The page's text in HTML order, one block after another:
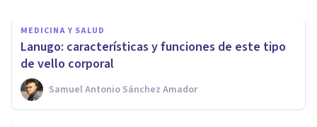
MEDICINA Y SALUD
Lanugo: características y funciones de este tipo
de vello corporal
Samuel Antonio Sánchez Amador